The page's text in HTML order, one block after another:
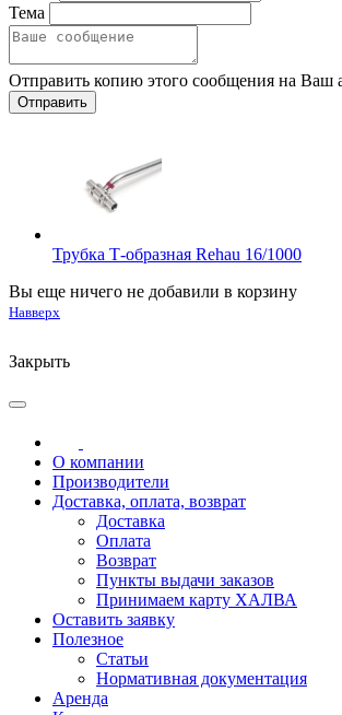
Тема
Отправить копию этого сообщения на Ваш
Трубка Т-образная Rehau 16/1000
Вы еще ничего не добавили в корзину
Навверх
Закрыть
О компании
Производители
Доставка, оплата, возврат
Доставка
Оплата
Возврат
Пункты выдачи заказов
Принимаем карту ХАЛВА
Оставить заявку
Полезное
Статьи
Нормативная документация
Аренда